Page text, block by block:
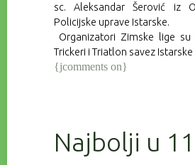
sc. Aleksandar Šerović iz
Policijske uprave Istarske.
Organizatori Zimske lige su
Trickeri i Triatlon savez Istarske
{jcomments on}
Najbolji u